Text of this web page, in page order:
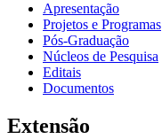
Apresentação
Projetos e Programas
Pós-Graduação
Núcleos de Pesquisa
Editais
Documentos
Extensão